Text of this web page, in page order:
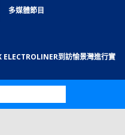
多媒體節目
到訪愉景灣進行實